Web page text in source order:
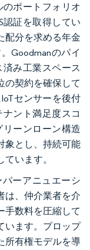
のポートフォリオ
認証を取得してい
配分を求める年金
Goodmanのパイ
み工業スペース
の契約を確保して
センサーを後付
ント満足度スコ
リーンローン構造
象とし、持続可能
います。
パーアニュエーシ
は、仲介業者を介
手数料を圧縮して
います。プロップ
所有権モデルを導